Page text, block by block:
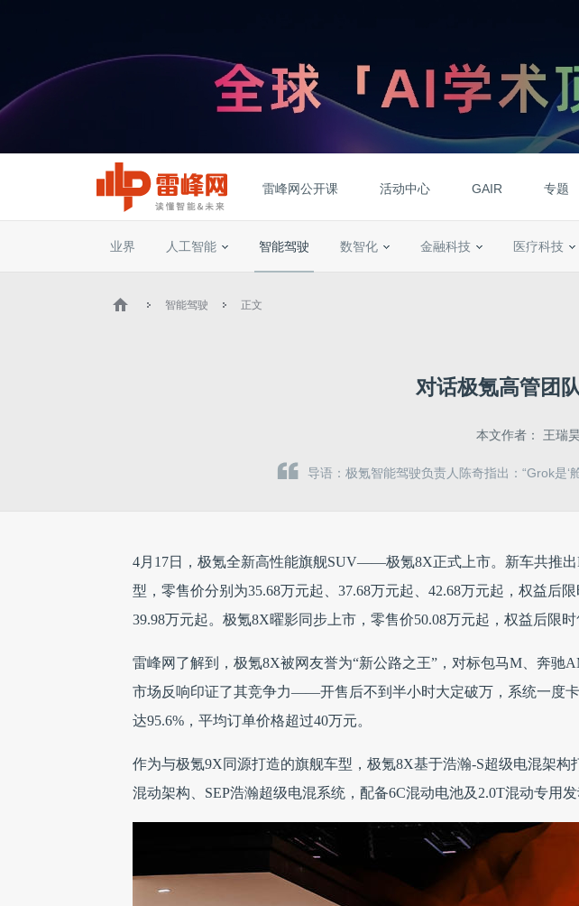
雷峰网公开课 活动中心 GAIR 专题
业界 人工智能 智能驾驶 数智化 金融科技 医疗科技
智能驾驶 正文
对话极氪高管团
本文作者： 王瑞
导语：极氪智能驾驶负责人陈奇指出：“Grok是‘
4月17日，极氪全新高性能旗舰SUV——极氪8X正式上市。新车共推出
型，零售价分别为35.68万元起、37.68万元起、42.68万元起，权益后限
39.98万元起。极氪8X曜影同步上市，零售价50.08万元起，权益后限时
雷峰网了解到，极氪8X被网友誉为“新公路之王”，对标包马M、奔驰
市场反响印证了其竞争力——开售后不到半小时大定破万，系统一度
达95.6%，平均订单价格超过40万元。
作为与极氪9X同源打造的旗舰车型，极氪8X基于浩瀚-S超级电混架构
混动架构、SEP浩瀚超级电混系统，配备6C混动电池及2.0T混动专用发